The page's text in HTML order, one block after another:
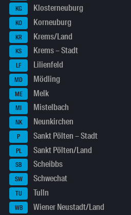
KG Klosterneuburg
KO Korneuburg
KR Krems/Land
KS Krems – Stadt
LF Lilienfeld
MD Mödling
ME Melk
MI Mistelbach
NK Neunkirchen
P Sankt Pölten – Stadt
PL Sankt Pölten/Land
SB Scheibbs
SW Schwechat
TU Tulln
WB Wiener Neustadt/Land